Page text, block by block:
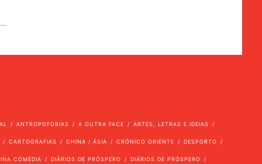
ANTROPOFOBIAS A OUTRA FACE ARTES, LETRAS E IDEIAS
CARTOGRAFIAS CHINA / ÁSIA CRÓNICO ORIENTE DESPORTO
COMÉDIA DIÁRIOS DE PRÓSPERO DIÁRIOS DE PRÓSPERO